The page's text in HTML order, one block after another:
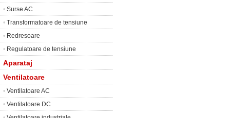
• Surse AC
• Transformatoare de tensiune
• Redresoare
• Regulatoare de tensiune
Aparataj
Ventilatoare
• Ventilatoare AC
• Ventilatoare DC